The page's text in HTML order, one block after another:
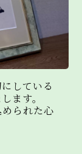
している
ます。
られた心
る際に氏
アドレス
れたユー
関する情
主、広告
といいま